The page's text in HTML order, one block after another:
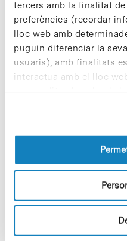
tercers amb la finalitat
preferències (recordar
lloc web amb
puguin diferenciar la
usuaris), amb finalitats
interactua amb el lloc
personalitzada sobre la
pàgines visitades). Per
les cookies pot
procés de valorització del
volum de caixes de cartró…
Read More
InODS